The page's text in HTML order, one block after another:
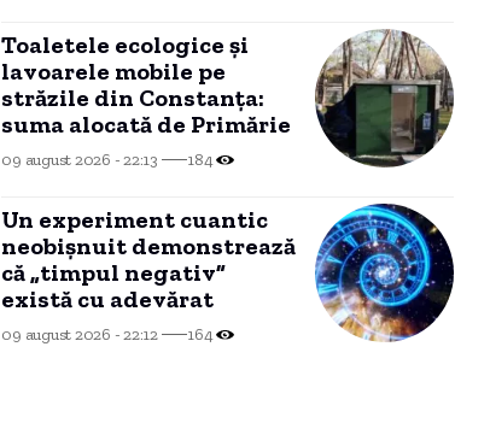
Toaletele ecologice și
lavoarele mobile pe
străzile din Constanța:
suma alocată de Primărie
09 august 2026 - 22:13 184
Un experiment cuantic
neobișnuit demonstrează
că „timpul negativ”
există cu adevărat
09 august 2026 - 22:12 164